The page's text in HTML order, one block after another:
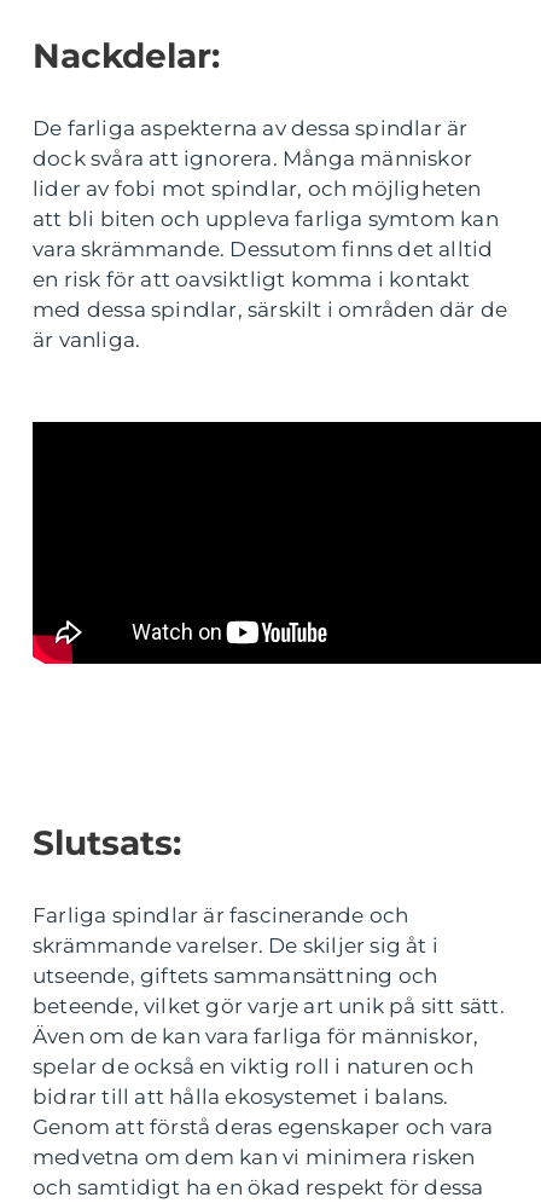
Nackdelar:
De farliga aspekterna av dessa spindlar är
dock svåra att ignorera. Många människor
lider av fobi mot spindlar, och möjligheten
att bli biten och uppleva farliga symtom kan
vara skrämmande. Dessutom finns det alltid
en risk för att oavsiktligt komma i kontakt
med dessa spindlar, särskilt i områden där de
är vanliga.
Slutsats:
Farliga spindlar är fascinerande och
skrämmande varelser. De skiljer sig åt i
utseende, giftets sammansättning och
beteende, vilket gör varje art unik på sitt sätt.
Även om de kan vara farliga för människor,
spelar de också en viktig roll i naturen och
bidrar till att hålla ekosystemet i balans.
Genom att förstå deras egenskaper och vara
medvetna om dem kan vi minimera risken
och samtidigt ha en ökad respekt för dessa